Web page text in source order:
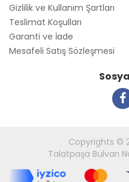
Gizlilik ve Kullanım Şartları
Teslimat Koşulları
Garanti ve İade
Mesafeli Satış Sözleşmesi
Copyrights ©
Talatpaşa Bulvarı